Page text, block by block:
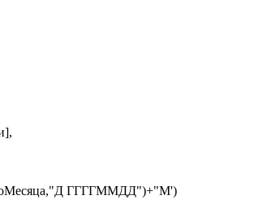
ГГГГММДД")+"M')